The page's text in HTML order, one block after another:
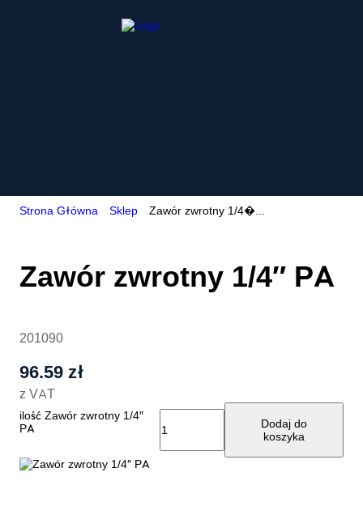
Strona Główna Sklep Zawór zwrotny 1/4�...
Zawór zwrotny 1/4″ PA
201090
96.59 zł
z VAT
ilość Zawór zwrotny 1/4″
PA
Dodaj do
koszyka